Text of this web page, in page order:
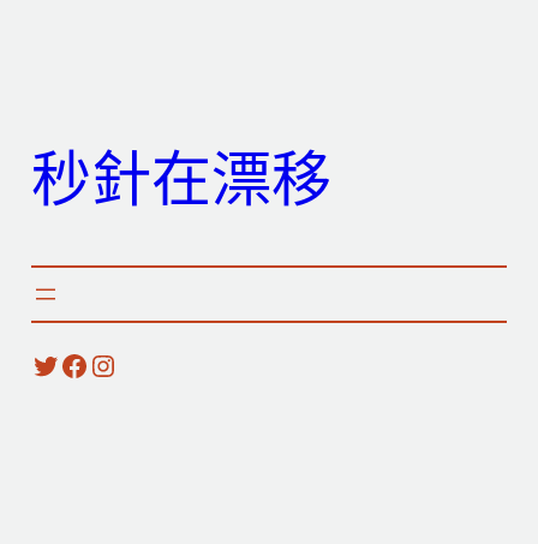
秒針在漂移
X Facebook Instagram